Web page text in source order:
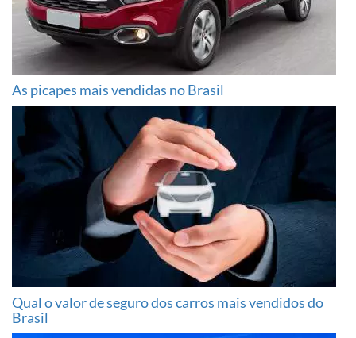
As picapes mais vendidas no Brasil
Qual o valor de seguro dos carros mais vendidos do
Brasil